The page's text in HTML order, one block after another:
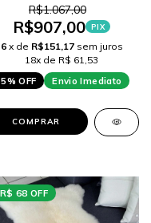
R$1.067,00
R$907,00 PIX
6 x de R$151,17 sem juros
18x de R$ 61,53
OFF
Envio Imediato
COMPRAR
R$ 68 OFF